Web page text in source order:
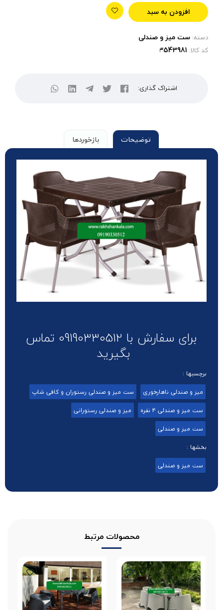
افزودن به سبد
دسته: ست میز و صندلی
کد کالا:
اشتراک گذاری:
توضیحات بازخوردها
برای سفارش با 09190330512 تماس
بگیرید
برچسبها :
میز و صندلی ناهارخوری
ست میز و صندلی رستوران و کافی شاپ
ست میز و صندلی 4 نفره
میز و صندلی رستورانی
ست میز و صندلی
بخشها :
ست میز و صندلی
محصولات مرتبط